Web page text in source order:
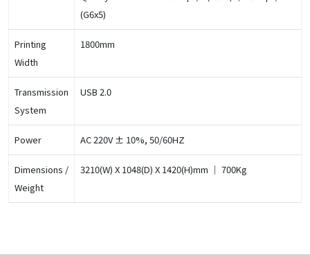
(G6x5)
Printing
Width
1800mm
Transmission
System
USB 2.0
Power AC 220V ± 10%, 50/60HZ
Dimensions /
Weight
3210(W) X 1048(D) X 1420(H)mm ｜ 700Kg